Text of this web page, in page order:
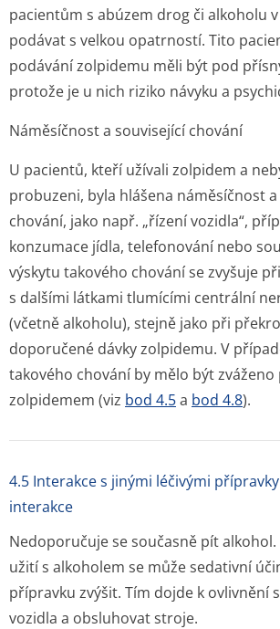
pacientům s abúzem drog či alkoholu
podávat s velkou opatrností. Tito
podávání zolpidemu měli být pod
protože je u nich riziko návyku a
Náměsíčnost a související chování
U pacientů, kteří užívali zolpidem a
probuzeni, byla hlášena náměsíčnost
chování, jako např. „řízení vozidla“,
konzumace jídla, telefonování nebo
výskytu takového chování se zvyšuje
s dalšími látkami tlumícími centrální
(včetně alkoholu), stejně jako při
doporučené dávky zolpidemu. V
takového chování by mělo být
zolpidemem (viz bod 4.5a bod 4.8).
4.5 Interakce s jinými léčivými
interakce
Nedoporučuje se současně pít
užití s alkoholem se může sedativní
přípravku zvýšit. Tím dojde k ovlivnění
vozidla a obsluhovat stroje.